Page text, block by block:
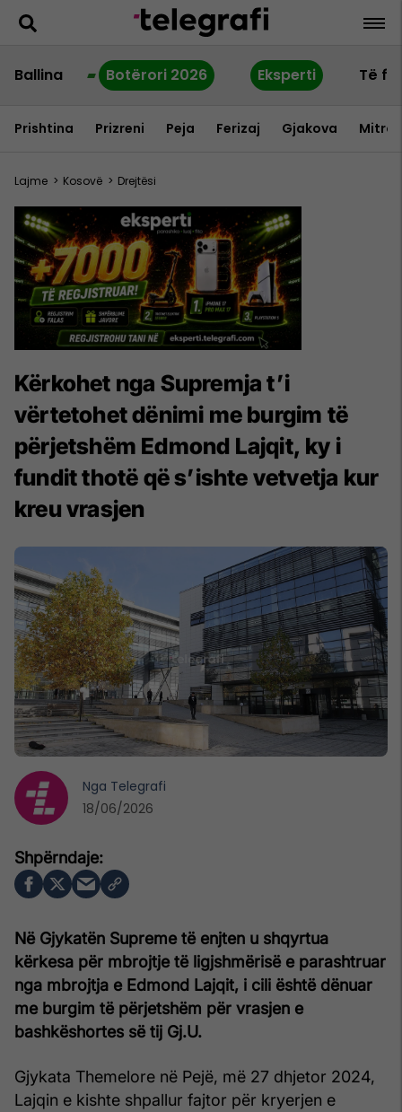
Ballina Botërori 2026 Eksperti Të
Prishtina Prizreni Peja Ferizaj Gjakova
Lajme > Kosovë > Drejtësi
Kërkohet nga Supremja t’i
vërtetohet dënimi me burgim të
përjetshëm Edmond Lajqit, ky i
fundit thotë që s’ishte vetvetja kur
kreu vrasjen
Në Gjykatën Supreme të enjten u shqyrtua
kërkesa për mbrojtje të ligjshmërisë e parashtruar
nga mbrojtja e Edmond Lajqit, i cili është dënuar
me burgim të përjetshëm për vrasjen e
bashkëshortes së tij Gj.U.
Gjykata Themelore në Pejë, më 27 dhjetor 2024,
Lajqin e kishte shpallur fajtor për kryerjen e
Nga Telegrafi
18/06/2026